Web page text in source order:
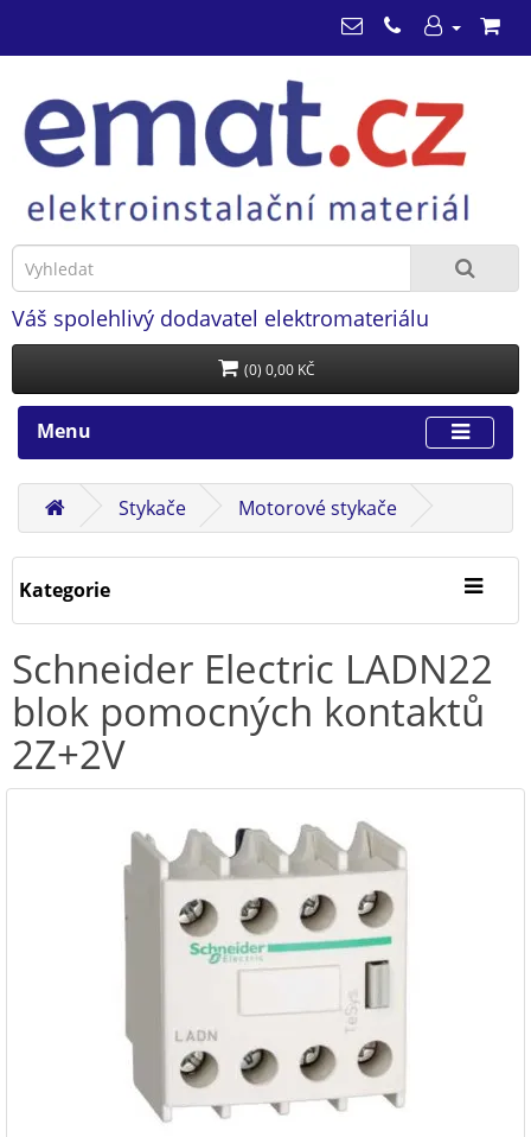
Váš spolehlivý dodavatel elektromateriálu
(0) 0,00 KČ
Menu
Stykače Motorové stykače
Kategorie
Schneider Electric LADN22
blok pomocných kontaktů
2Z+2V